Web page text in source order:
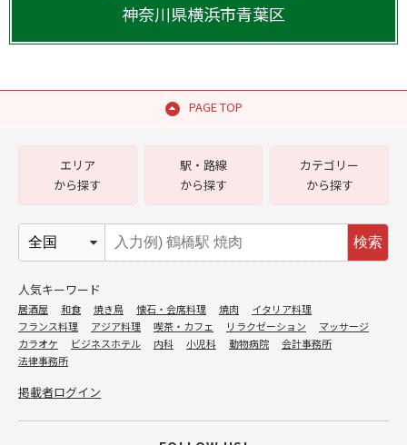
神奈川県横浜市青葉区
PAGE TOP
エリア
から探す
駅・路線
から探す
カテゴリー
から探す
検索
人気キーワード
居酒屋 和食 焼き鳥 懐石・会席料理 焼肉
イタリア料理
フランス料理
アジア料理 喫茶・カフェ リラクゼーション
マッサージ
カラオケ
ビジネスホテル 内科 小児科 動物病院
会計事務所
法律事務所
掲載者ログイン